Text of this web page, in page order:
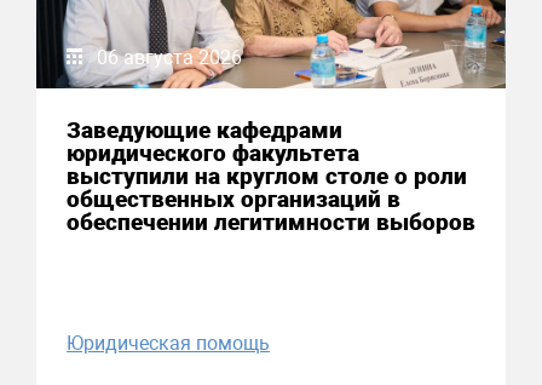
06 августа 2026
Заведующие кафедрами
юридического факультета
выступили на круглом столе о роли
общественных организаций в
обеспечении легитимности выборов
Юридическая помощь